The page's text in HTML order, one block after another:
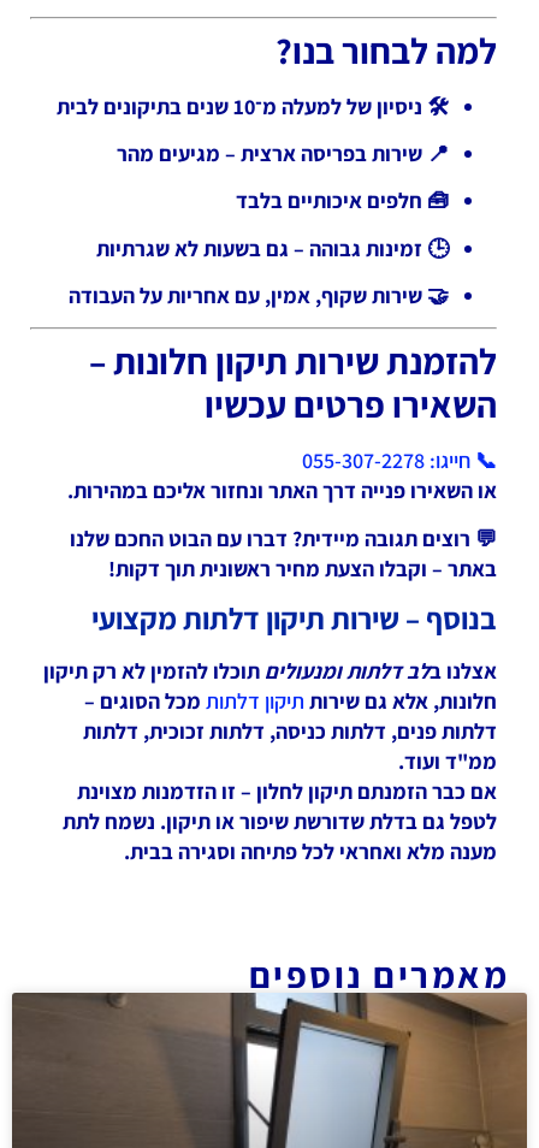
למה לבחור בנו?
🛠 ניסיון של למעלה מ־10 שנים בתיקונים לבית
📍 שירות בפריסה ארצית – מגיעים מהר
🧰 חלפים איכותיים בלבד
🕒 זמינות גבוהה – גם בשעות לא שגרתיות
🤝 שירות שקוף, אמין, עם אחריות על העבודה
להזמנת שירות תיקון חלונות –
השאירו פרטים עכשיו
📞 חייגו: 055-307-2278
או השאירו פנייה דרך האתר ונחזור אליכם במהירות.
💬 רוצים תגובה מיידית? דברו עם הבוט החכם שלנו
באתר – וקבלו הצעת מחיר ראשונית תוך דקות!
בנוסף – שירות תיקון דלתות מקצועי
אצלנו בלב דלתות ומנעולים תוכלו להזמין לא רק תיקון
חלונות, אלא גם שירות תיקון דלתות מכל הסוגים –
דלתות פנים, דלתות כניסה, דלתות זכוכית, דלתות
ממ"ד ועוד.
אם כבר הזמנתם תיקון לחלון – זו הזדמנות מצוינת
לטפל גם בדלת שדורשת שיפור או תיקון. נשמח לתת
מענה מלא ואחראי לכל פתיחה וסגירה בבית.
מאמרים נוספים